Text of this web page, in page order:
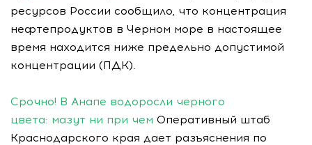
ресурсов России сообщило, что концентрация
нефтепродуктов в Черном море в настоящее
время находится ниже предельно допустимой
концентрации (ПДК).
Срочно! В Анапе водоросли черного
цвета: мазут ни при чем Оперативный штаб
Краснодарского края дает разъяснения по